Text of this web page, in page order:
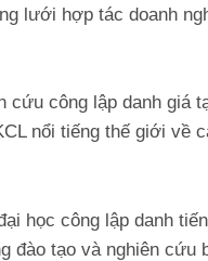
lưới hợp tác doanh
công lập danh giá
nổi tiếng thế giới về
học công lập danh
đào tạo và nghiên cứu